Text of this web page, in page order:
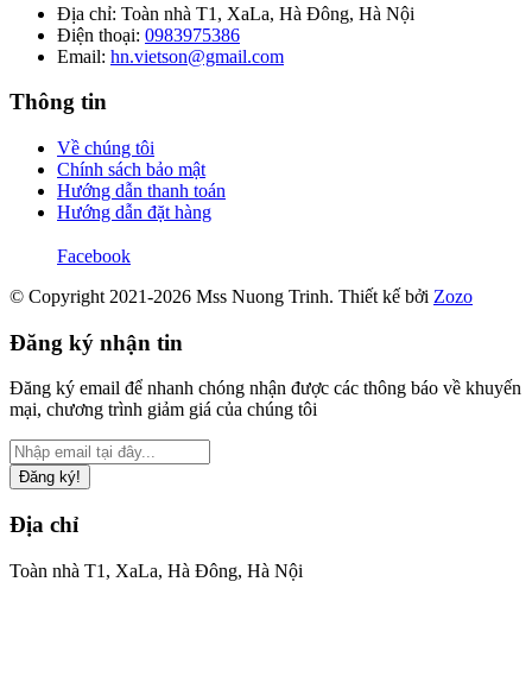
Địa chỉ: Toàn nhà T1, XaLa, Hà Đông, Hà Nội
Điện thoại: 0983975386
Email: hn.vietson@gmail.com
Thông tin
Về chúng tôi
Chính sách bảo mật
Hướng dẫn thanh toán
Hướng dẫn đặt hàng
Facebook
© Copyright 2021-2026 Mss Nuong Trinh. Thiết kế bởi Zozo
Đăng ký nhận tin
Đăng ký email để nhanh chóng nhận được các thông báo về khuyến
mại, chương trình giảm giá của chúng tôi
Đăng ký!
Địa chỉ
Toàn nhà T1, XaLa, Hà Đông, Hà Nội